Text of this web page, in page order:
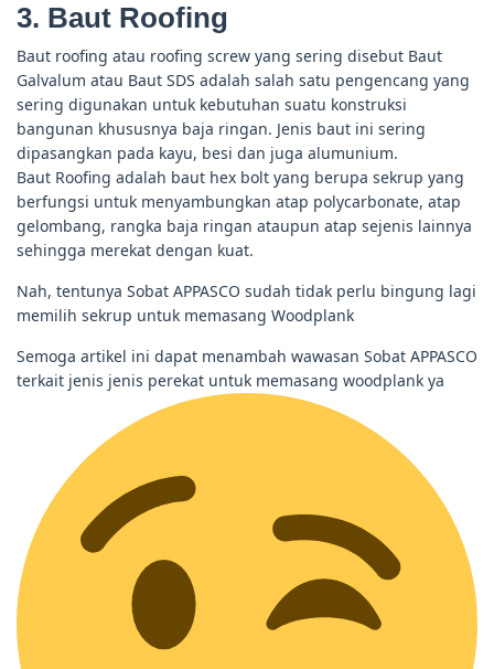
3. Baut Roofing
Baut roofing atau roofing screw yang sering disebut Baut
Galvalum atau Baut SDS adalah salah satu pengencang yang
sering digunakan untuk kebutuhan suatu konstruksi
bangunan khususnya baja ringan. Jenis baut ini sering
dipasangkan pada kayu, besi dan juga alumunium.
Baut Roofing adalah baut hex bolt yang berupa sekrup yang
berfungsi untuk menyambungkan atap polycarbonate, atap
gelombang, rangka baja ringan ataupun atap sejenis lainnya
sehingga merekat dengan kuat.
Nah, tentunya Sobat APPASCO sudah tidak perlu bingung lagi
memilih sekrup untuk memasang Woodplank
Semoga artikel ini dapat menambah wawasan Sobat APPASCO
terkait jenis jenis perekat untuk memasang woodplank ya